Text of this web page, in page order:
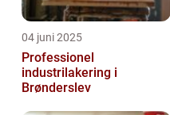
04 juni 2025
Professionel
industrilakering i
Brønderslev